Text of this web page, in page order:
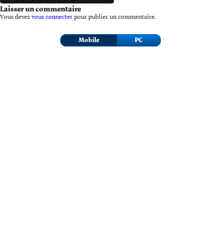
Laisser un commentaire
Vous devez vous connecter pour publier un commentaire.
Mobile PC